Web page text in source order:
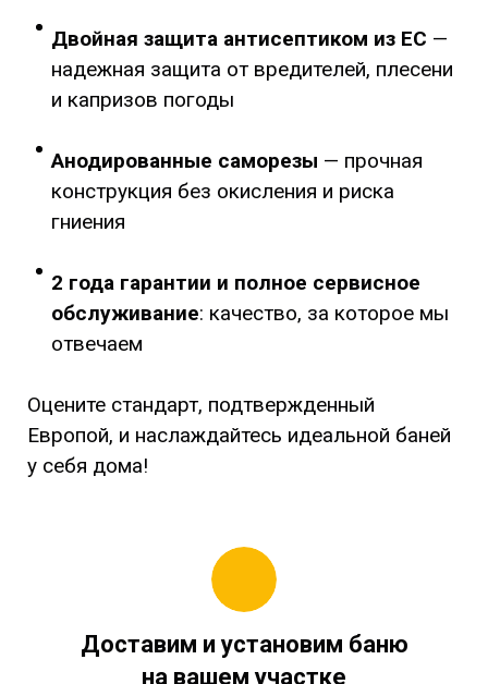
Двойная защита антисептиком из ЕС —
надежная защита от вредителей, плесени
и капризов погоды
Анодированные саморезы — прочная
конструкция без окисления и риска
гниения
2 года гарантии и полное сервисное
обслуживание: качество, за которое мы
отвечаем
Оцените стандарт, подтвержденный
Европой, и наслаждайтесь идеальной баней
у себя дома!
Доставим и установим баню
на вашем участке